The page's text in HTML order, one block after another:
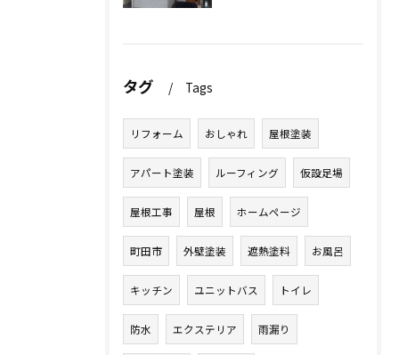
タグ Tags
リフォーム おしゃれ 屋根塗装
アパート塗装 ルーフィング 仮設足場
屋根工事 屋根 ホームページ
町田市 外壁塗装 遮熱塗料 お風呂
キッチン ユニットバス トイレ
防水 エクステリア 雨漏り